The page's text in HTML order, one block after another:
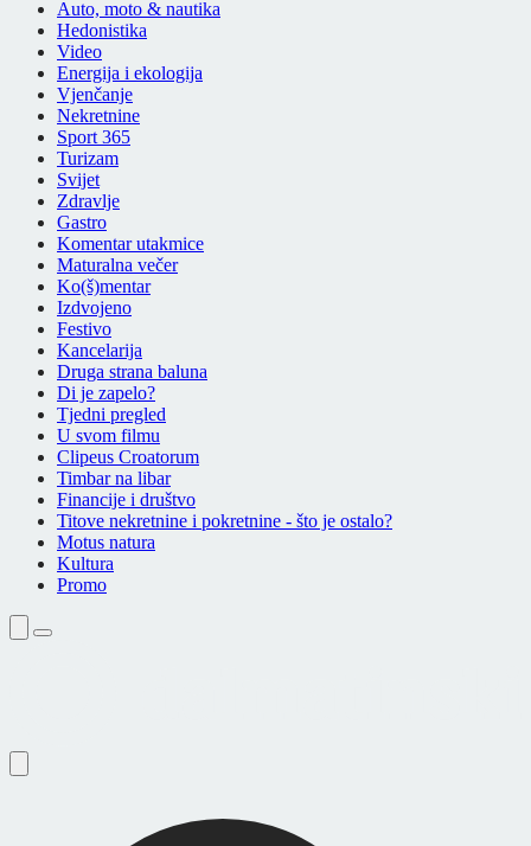
Auto, moto & nautika
Hedonistika
Video
Energija i ekologija
Vjenčanje
Nekretnine
Sport 365
Turizam
Svijet
Zdravlje
Gastro
Komentar utakmice
Maturalna večer
Ko(š)mentar
Izdvojeno
Festivo
Kancelarija
Druga strana baluna
Di je zapelo?
Tjedni pregled
U svom filmu
Clipeus Croatorum
Timbar na libar
Financije i društvo
Titove nekretnine i pokretnine - što je ostalo?
Motus natura
Kultura
Promo